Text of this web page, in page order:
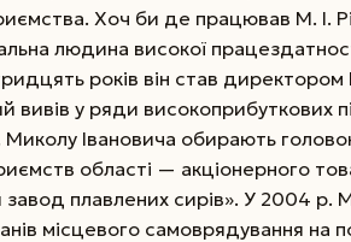
Хоч би де працював М. І.
людина високої
років він став директором
вивів у ряди високоприбуткових
Миколу Івановича обирають
області — акціонерного
плавлених сирів». У 2004 р.
місцевого самоврядування на